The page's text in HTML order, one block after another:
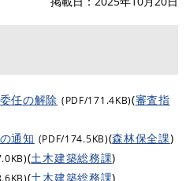
任の解除 (PDF/171.4KB)(審査指
通知 (PDF/174.5KB)(森林保全課)
(土木建築総務課)
(土木建築総務課)